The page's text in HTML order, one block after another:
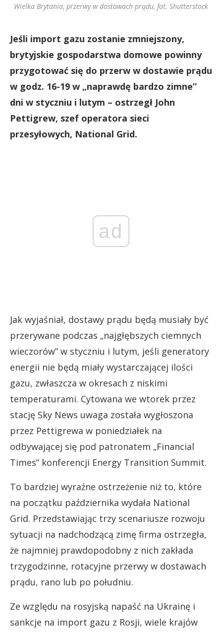
Wielka Brytania, przerwy w dostawach prądu, fot. Shutterstock
Jeśli import gazu zostanie zmniejszony,
brytyjskie gospodarstwa domowe powinny
przygotować się do przerw w dostawie prądu
w godz. 16-19 w „naprawdę bardzo zimne”
dni w styczniu i lutym – ostrzegł John
Pettigrew, szef operatora sieci
przesyłowych, National Grid.
ad
Jak wyjaśniał, dostawy prądu będą musiały być
przerywane podczas „najgłębszych ciemnych
wieczorów” w styczniu i lutym, jeśli generatory
energii nie będą miały wystarczającej ilości
gazu, zwłaszcza w okresach z niskimi
temperaturami. Cytowana we wtorek przez
stację Sky News uwaga została wygłoszona
przez Pettigrewa w poniedziałek na
odbywającej się pod patronatem „Financial
Times” konferencji Energy Transition Summit.
To bardziej wyraźne ostrzeżenie niż to, które
na początku października wydała National
Grid. Przedstawiając trzy scenariusze rozwoju
sytuacji na nadchodzącą zimę firma ostrzegła,
że najmniej prawdopodobny z nich zakłada
trzygodzinne, rotacyjne przerwy w dostawach
prądu, rano lub po południu.
Ze względu na rosyjską napaść na Ukrainę i
sankcje na import gazu z Rosji, wiele krajów